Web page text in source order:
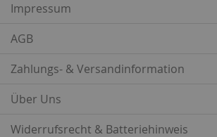
Impressum
AGB
Zahlungs- & Versandinformation
Über Uns
Widerrufsrecht & Batteriehinweis